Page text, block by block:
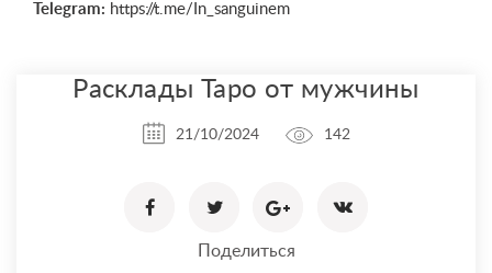
Telegram: https://t.me/In_sanguinem
Расклады Таро от мужчины
21/10/2024 142
Поделиться